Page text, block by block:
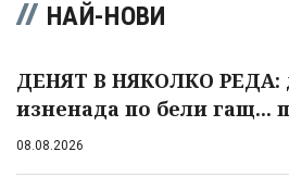
НАЙ-НОВИ
ДЕНЯТ В НЯКОЛКО РЕДА:
изненада по бели гащ...
08.08.2026